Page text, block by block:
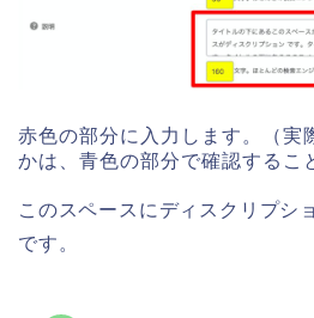
赤色の部分に入力します。（実
かは、青色の部分で確認するこ
このスペースにディスクリプシ
です。